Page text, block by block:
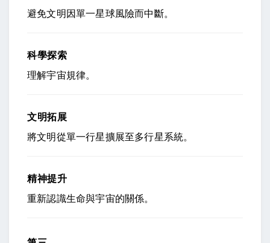
避免文明因單一星球風險而中斷。
科學探索
理解宇宙規律。
文明拓展
將文明從單一行星擴展至多行星系統。
精神提升
重新認識生命與宇宙的關係。